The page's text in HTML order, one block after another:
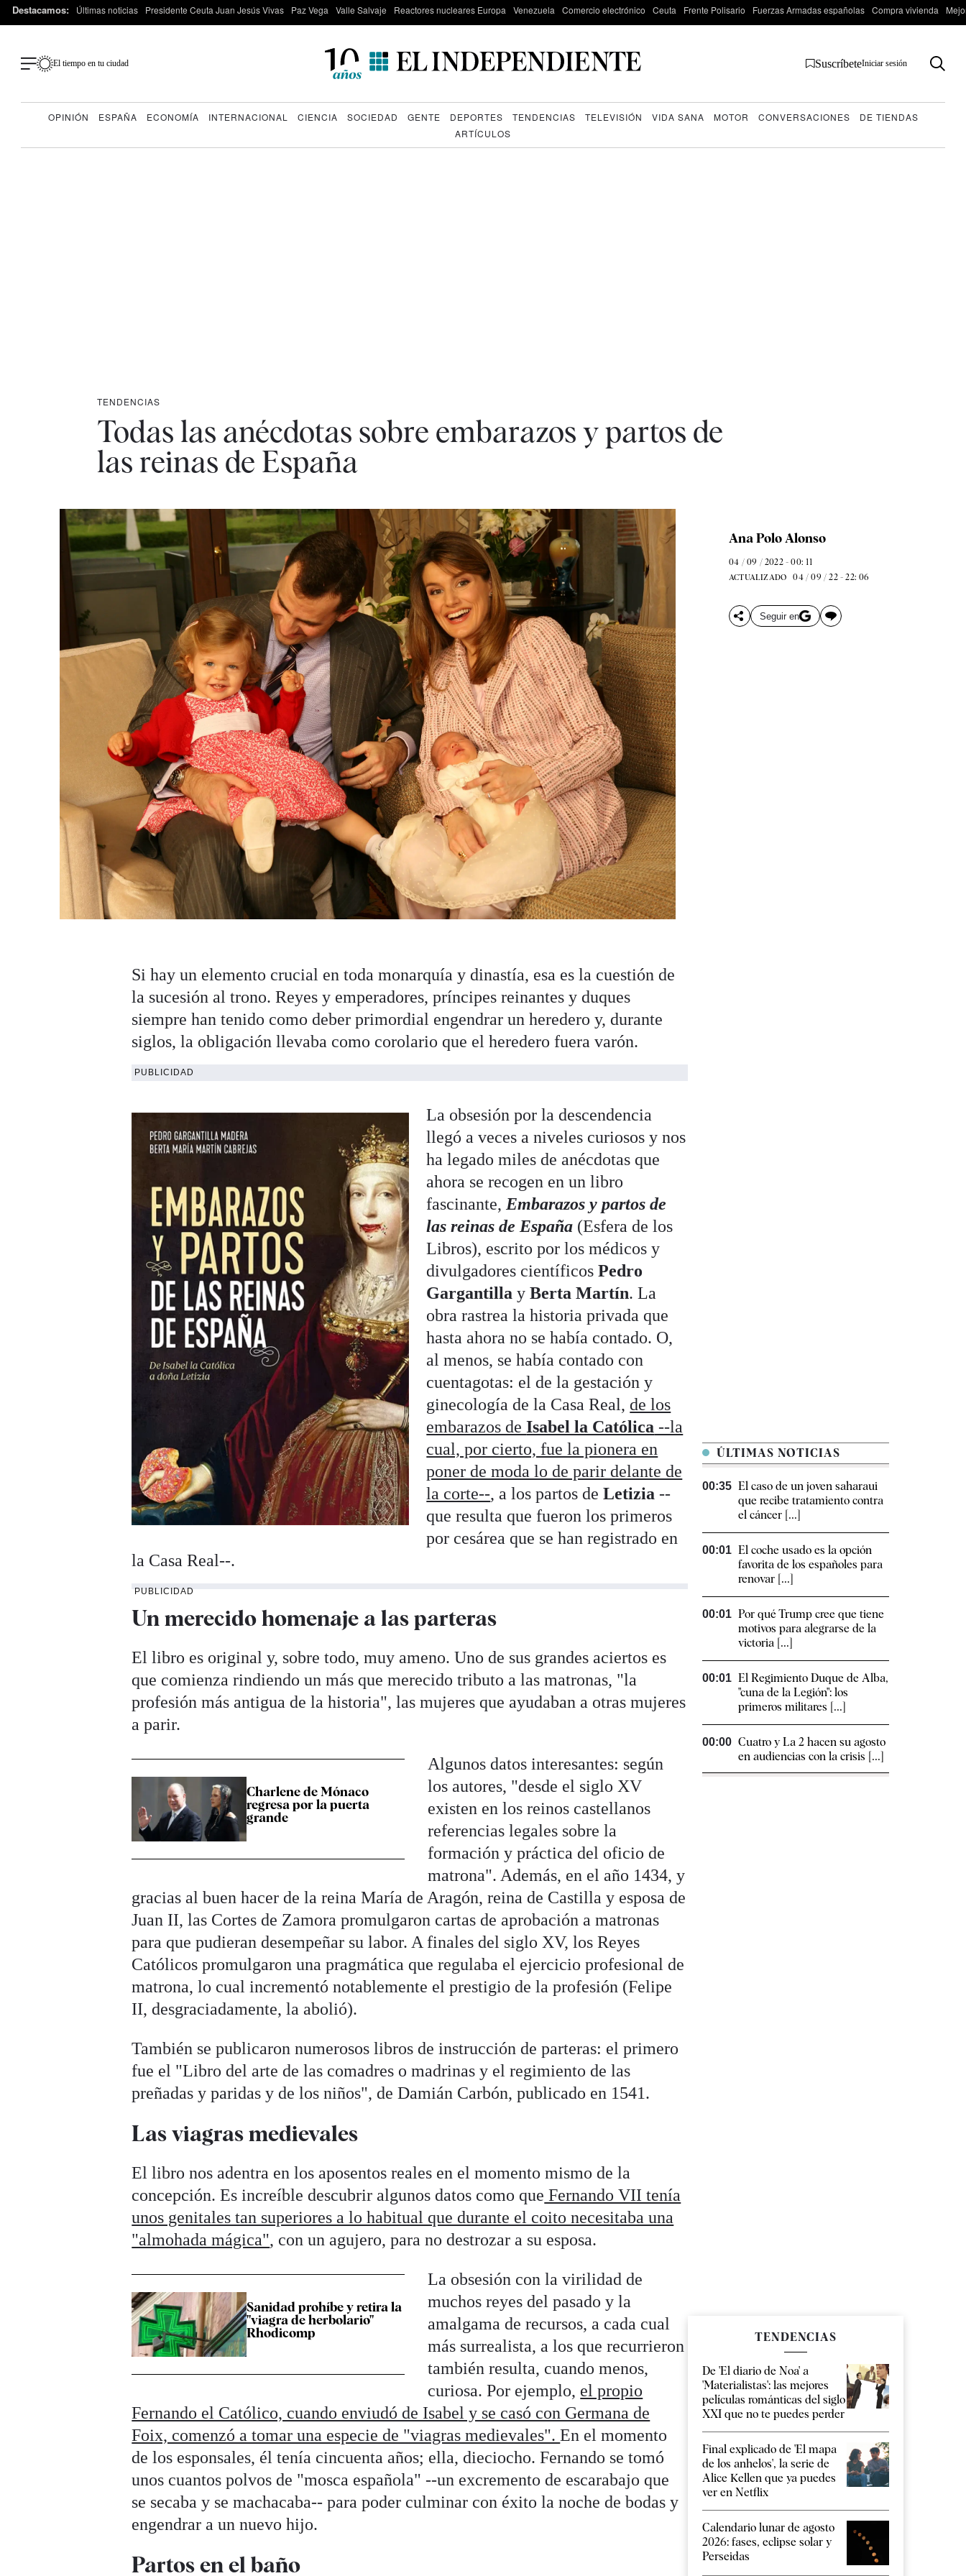
Destacamos: Últimas noticias Presidente Ceuta Juan Jesús Vivas Paz Vega Valle Salvaje Reactores nucleares Europa Venezuela Comercio electrónico Ceuta Frente Polisario Fuerzas Armadas españolas Compra vivienda
El tiempo en tu ciudad SuscríbeteIniciar sesión
OPINIÓN ESPAÑA ECONOMÍA INTERNACIONAL CIENCIA SOCIEDAD GENTE DEPORTES TENDENCIAS TELEVISIÓN VIDA SANA MOTOR CONVERSACIONES
DE TIENDAS
ARTÍCULOS
TENDENCIAS
Todas las anécdotas sobre embarazos y partos de
las reinas de España
Ana Polo Alonso
04 / 09 / 2022 - 00: 11
ACTUALIZADO 04 / 09 / 22 - 22: 06
Seguir en
Si hay un elemento crucial en toda monarquía y dinastía, esa es la cuestión de
la sucesión al trono. Reyes y emperadores, príncipes reinantes y duques
siempre han tenido como deber primordial engendrar un heredero y, durante
siglos, la obligación llevaba como corolario que el heredero fuera varón.
PUBLICIDAD
La obsesión por la descendencia
llegó a veces a niveles curiosos y nos
ha legado miles de anécdotas que
ahora se recogen en un libro
fascinante,Embarazos y partos de
las reinas de España (Esfera de los
Libros), escrito por los médicos y
divulgadores científicosPedro
GargantillayBerta Martín. La
obra rastrea la historia privada que
hasta ahora no se había contado. O,
al menos, se había contado con
cuentagotas: el de la gestación y
ginecología de la Casa Real,de los
embarazos deIsabel la Católica --la
cual, por cierto, fue la pionera en
poner de moda lo de parir delante de
la corte--, a los partos de Letizia --
que resulta que fueron los primeros
por cesárea que se han registrado en
la Casa Real--.
PUBLICIDAD
Un merecido homenaje a las parteras
El libro es original y, sobre todo, muy ameno. Uno de sus grandes aciertos es
que comienza rindiendo un más que merecido tributo a las matronas, "la
profesión más antigua de la historia", las mujeres que ayudaban a otras mujeres
a parir.
Charlene de Mónaco
regresa por la puerta
grande
Algunos datos interesantes: según
los autores, "desde el siglo XV
existen en los reinos castellanos
referencias legales sobre la
formación y práctica del oficio de
matrona". Además, en el año 1434, y
gracias al buen hacer de la reina María de Aragón, reina de Castilla y esposa de
Juan II, las Cortes de Zamora promulgaron cartas de aprobación a matronas
para que pudieran desempeñar su labor. A finales del siglo XV, los Reyes
Católicos promulgaron una pragmática que regulaba el ejercicio profesional de
matrona, lo cual incrementó notablemente el prestigio de la profesión (Felipe
II, desgraciadamente, la abolió).
También se publicaron numerosos libros de instrucción de parteras: el primero
fue el "Libro del arte de las comadres o madrinas y el regimiento de las
preñadas y paridas y de los niños", de Damián Carbón, publicado en 1541.
Las viagras medievales
El libro nos adentra en los aposentos reales en el momento mismo de la
concepción. Es increíble descubrir algunos datos como que Fernando VII tenía
unos genitales tan superiores a lo habitual que durante el coito necesitaba una
"almohada mágica", con un agujero, para no destrozar a su esposa.
Sanidad prohíbe y retira la
"viagra de herbolario"
Rhodicomp
La obsesión con la virilidad de
muchos reyes del pasado y la
amalgama de recursos, a cada cual
más surrealista, a los que recurrieron
también resulta, cuando menos,
curiosa. Por ejemplo, el propio
Fernando el Católico, cuando enviudó de Isabel y se casó con Germana de
Foix, comenzó a tomar una especie de "viagras medievales".En el momento
de los esponsales, él tenía cincuenta años; ella, dieciocho. Fernando se tomó
unos cuantos polvos de "mosca española" --un excremento de escarabajo que
se secaba y se machacaba-- para poder culminar con éxito la noche de bodas y
engendrar a un nuevo hijo.
Partos en el baño
ÚLTIMAS NOTICIAS
00:35 El caso de un joven saharaui
que recibe tratamiento contra
el cáncer [...]
00:01 El coche usado es la opción
favorita de los españoles para
renovar [...]
00:01 Por qué Trump cree que tiene
motivos para alegrarse de la
victoria [...]
00:01 El Regimiento Duque de Alba,
"cuna de la Legión": los
primeros militares [...]
00:00 Cuatro y La 2 hacen su agosto
en audiencias con la crisis [...]
TENDENCIAS
De 'El diario de Noa' a
'Materialistas': las mejores
películas románticas del siglo
XXI que no te puedes perder
Final explicado de 'El mapa
de los anhelos', la serie de
Alice Kellen que ya puedes
ver en Netflix
Calendario lunar de agosto
2026: fases, eclipse solar y
Perseidas